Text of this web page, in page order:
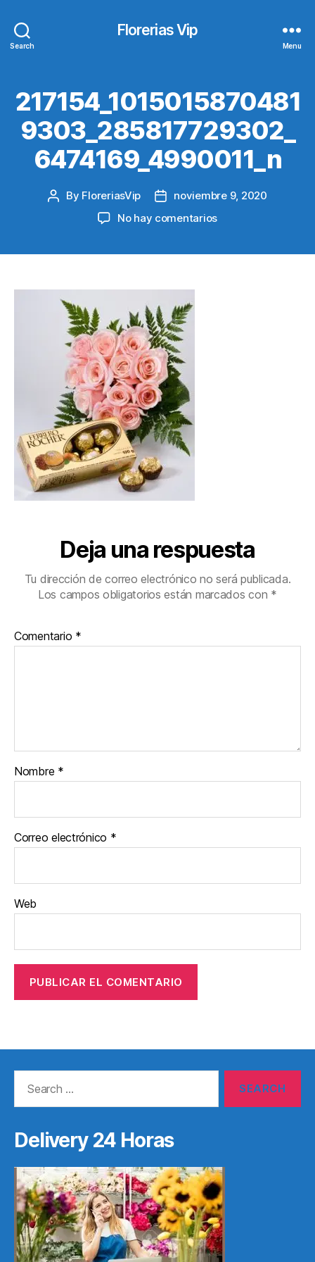
Search
Florerias Vip
Menu
217154_1015015870481
9303_285817729302_
6474169_4990011_n
Post
By FloreriasVip
Postnoviembre 9, 2020
No hay comentariosen
Deja una respuesta
Tu dirección de correo electrónico no será publicada.
Los campos obligatorios están marcados con *
Comentario *
Nombre *
Correo electrónico *
Web
Delivery 24 Horas